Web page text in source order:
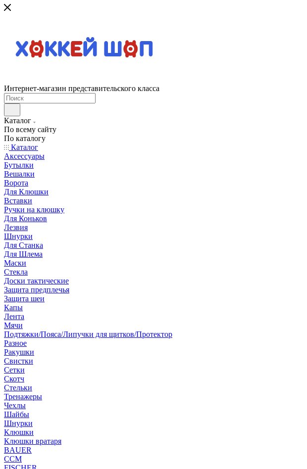
Интернет-магазин представительского класса
Каталог
По всему сайту
По каталогу
Каталог
Аксессуары
Бутылки
Вешалки
Ворота
Для Клюшки
Вставки
Ручки на клюшку
Для Коньков
Лезвия
Шнурки
Для Станка
Для Шлема
Маски
Стекла
Доски тактические
Защита предплечья
Защита шеи
Капы
Лента
Мячи
Подтяжки/Пояса/Липучки для щитков/Протектор
Разное
Ракушки
Свистки
Сетки
Скотч
Стельки
Тренажеры
Чехлы
Шайбы
Шнурки
Клюшки
Клюшки вратаря
BAUER
CCM